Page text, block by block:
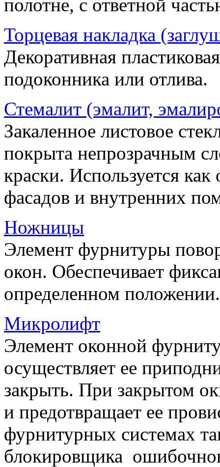
полотне, с ответной
Торцевая накладка
Декоративная
подоконника или отлива.
Стемалит (эмалит,
Закаленное листовое
покрыта непрозрачным
краски. Используется
фасадов и внутренних
Ножницы
Элемент фурнитуры
окон. Обеспечивает
определенном положении.
Микролифт
Элемент оконной
осуществляет ее
закрыть. При закрытом
и предотвращает ее
фурнитурных системах
блокировщика